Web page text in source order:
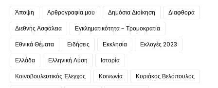
Άποψη Αρθρογραφία μου Δημόσια Διοίκηση
Διαφθορά
Διεθνής Ασφάλεια
Εγκληματικότητα - Τρομοκρατία
Εθνικά Θέματα
Ειδήσεις Εκκλησία
Εκλογές 2023
Ελλάδα
Ελληνική Λύση
Ιστορία
Κοινοβουλευτικός Έλεγχος
Κοινωνία
Κυριάκος Βελόπουλος